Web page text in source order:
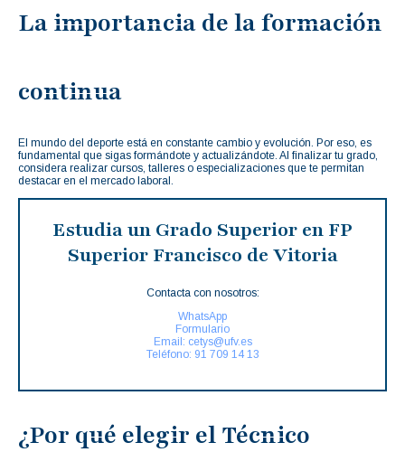
La importancia de la formación
continua
El mundo del deporte está en constante cambio y evolución. Por eso, es
fundamental que sigas formándote y actualizándote. Al finalizar tu grado,
considera realizar cursos, talleres o especializaciones que te permitan
destacar en el mercado laboral.
Estudia un Grado Superior en FP
Superior Francisco de Vitoria
Contacta con nosotros:
WhatsApp
Formulario
Email: cetys@ufv.es
Teléfono: 91 709 14 13
¿Por qué elegir el Técnico